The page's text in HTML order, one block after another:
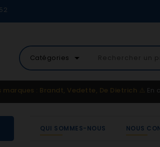
Catégories arrow_drop_down
marques : Brandt, Vedette, De Dietrich ⚠️ En
QUI SOMMES-NOUS NOUS